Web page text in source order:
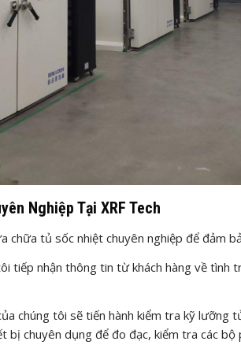
Nghiệp Tại XRF Tech
chữa tủ sốc nhiệt chuyên nghiệp để đảm
tiếp nhận thông tin từ khách hàng về tình
chúng tôi sẽ tiến hành kiểm tra kỹ lưỡng
bị chuyên dụng để đo đạc, kiểm tra các bộ